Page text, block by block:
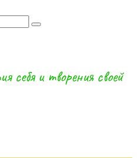
себя и творения своей